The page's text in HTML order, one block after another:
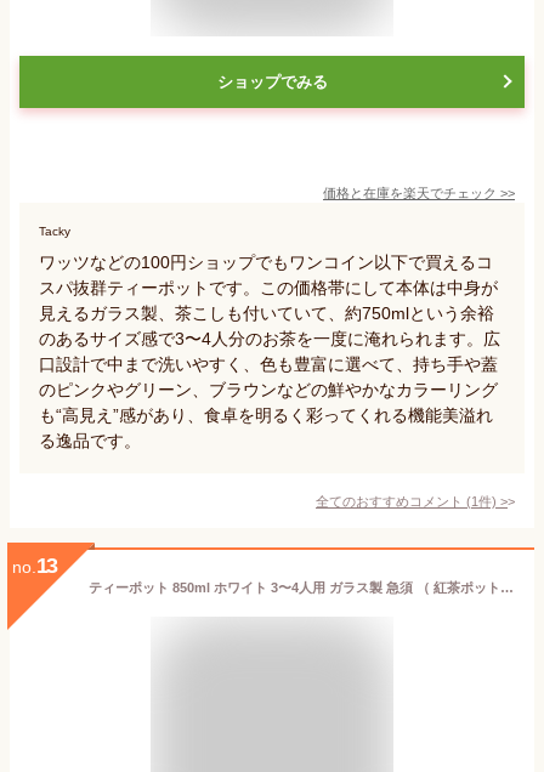
ショップでみる
価格と在庫を楽天でチェック >>
Tacky
ワッツなどの100円ショップでもワンコイン以下で買えるコ
スパ抜群ティーポットです。この価格帯にして本体は中身が
見えるガラス製、茶こしも付いていて、約750mlという余裕
のあるサイズ感で3〜4人分のお茶を一度に淹れられます。広
口設計で中まで洗いやすく、色も豊富に選べて、持ち手や蓋
のピンクやグリーン、ブラウンなどの鮮やかなカラーリング
も“高見え”感があり、食卓を明るく彩ってくれる機能美溢れ
る逸品です。
全てのおすすめコメント (1件) >
no. 13
ティーポット 850ml ホワイト 3〜4人用 ガラス製 急須 （ 紅茶ポット ストレーナー 茶こし 一体型 片手 3〜4杯 ガラス 紅茶 ガラスティーポット おしゃれ お茶用品 ティーウェア 茶器 ） 【3980円以上送料無料】